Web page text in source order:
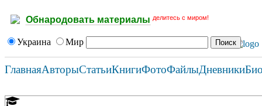
Обнародовать материалы делитесь с миром!
Украина Мир
ГлавнаяАвторыСтатьиКнигиФотоФайлыДневники